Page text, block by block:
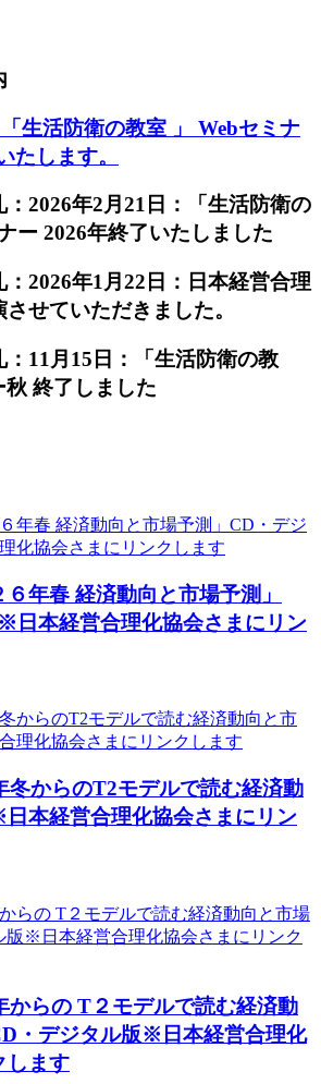
生活防衛の教室 」 Webセミナ
たします。
：2026年2月21日：「生活防衛の
ー 2026年終了いたしました
：2026年1月22日：日本経営合理
せていただきました。
：11月15日：「生活防衛の教
終了しました
年春 経済動向と市場予測」
日本経営合理化協会さまにリン
冬からのT2モデルで読む経済動
本経営合理化協会さまにリン
からの T２モデルで読む経済動
・デジタル版※日本経営合理化
します